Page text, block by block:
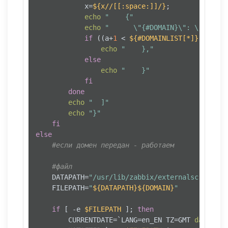
            x=
${x//[[:space:]]/} ;
echo
"    {"
echo
"      \"{#DOMAIN}\": \"
if ((a+1 < ${#DOMAINLIST[*]}
echo
"    },"
else
echo
"    }"
fi
done
echo
"  ]"
echo
"}"
fi
else
#если домен передан - работаем
#файл
    DATAPATH=
"/usr/lib/zabbix/externalscripts/
    FILEPATH=
"${DATAPATH}${DOMAIN}"
if [ -e $FILEPATH ]; then
        CURRENTDATE=`LANG=en_EN TZ=GMT
date